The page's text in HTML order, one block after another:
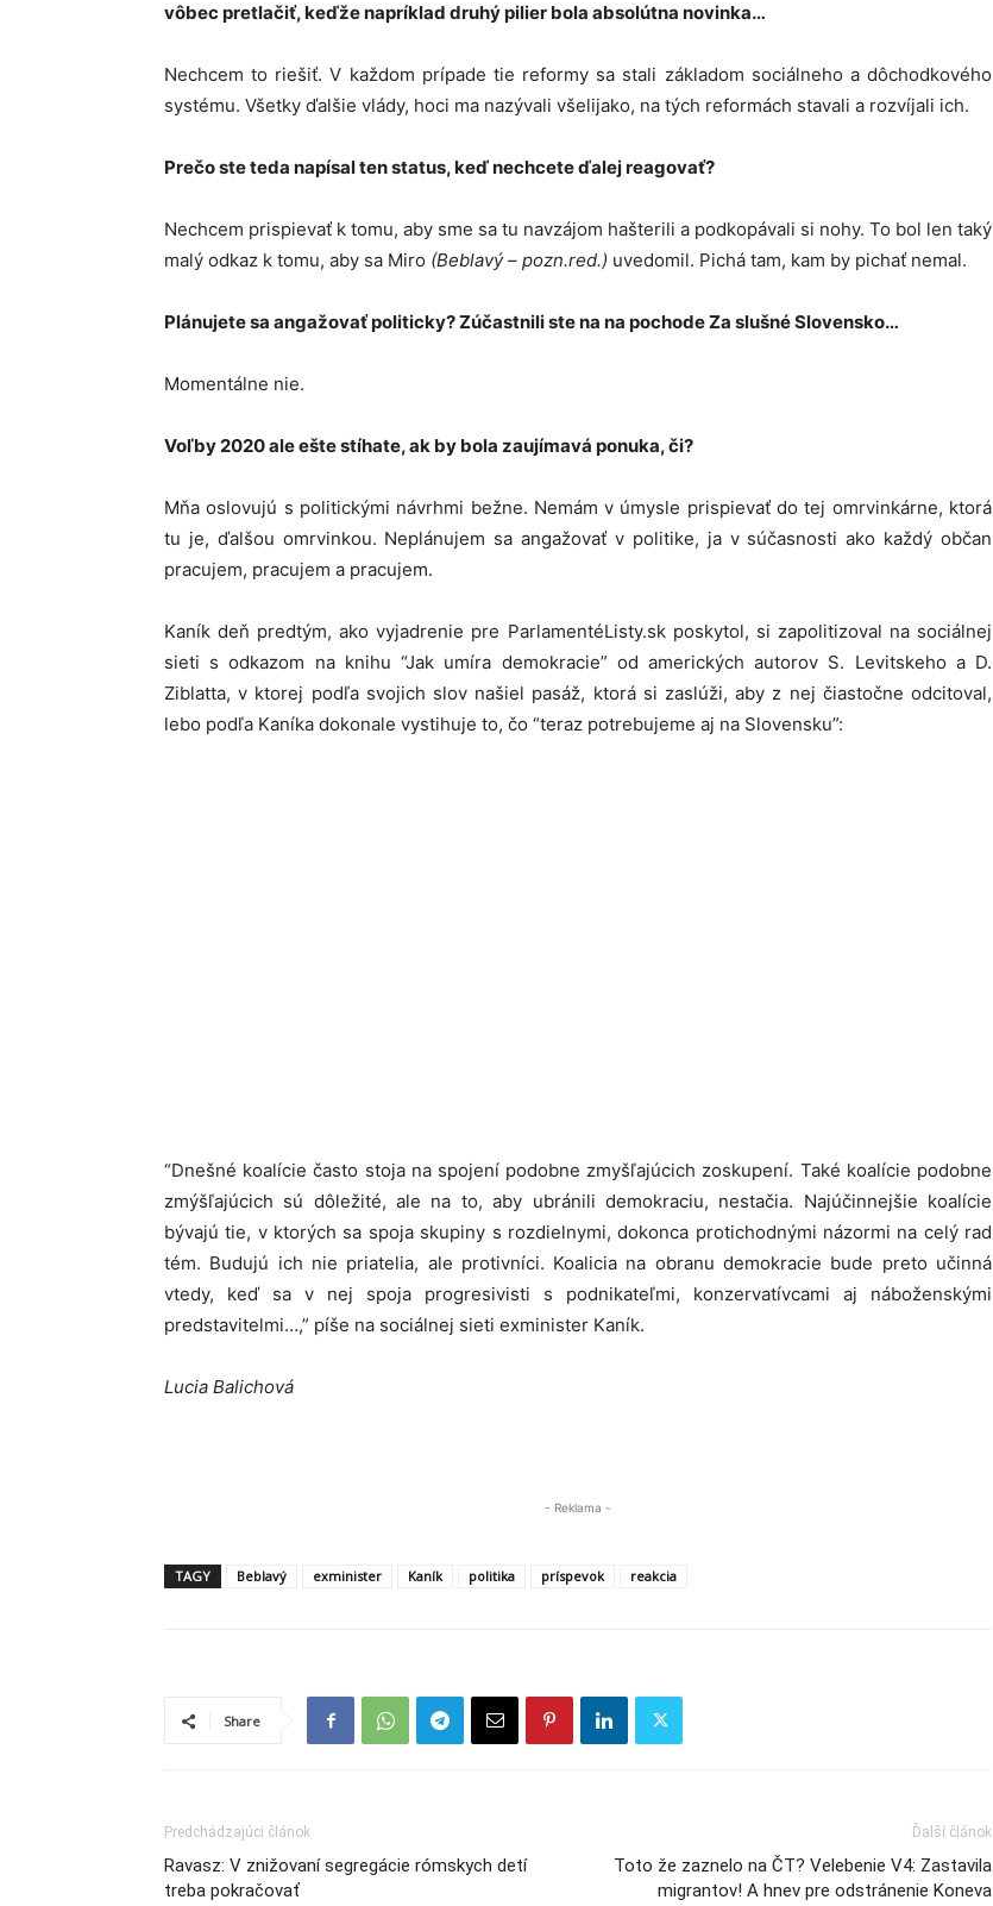
vôbec pretlačiť, keďže napríklad druhý pilier bola absolútna novinka…
Nechcem to riešiť. V každom prípade tie reformy sa stali základom sociálneho a dôchodkového
systému. Všetky ďalšie vlády, hoci ma nazývali všelijako, na tých reformách stavali a rozvíjali ich.
Prečo ste teda napísal ten status, keď nechcete ďalej reagovať?
Nechcem prispievať k tomu, aby sme sa tu navzájom hašterili a podkopávali si nohy. To bol len taký
malý odkaz k tomu, aby sa Miro (Beblavý – pozn.red.) uvedomil. Pichá tam, kam by pichať nemal.
Plánujete sa angažovať politicky? Zúčastnili ste na na pochode Za slušné Slovensko…
Momentálne nie.
Voľby 2020 ale ešte stíhate, ak by bola zaujímavá ponuka, či?
Mňa oslovujú s politickými návrhmi bežne. Nemám v úmysle prispievať do tej omrvinkárne, ktorá
tu je, ďalšou omrvinkou. Neplánujem sa angažovať v politike, ja v súčasnosti ako každý občan
pracujem, pracujem a pracujem.
Kaník deň predtým, ako vyjadrenie pre ParlamentéListy.sk poskytol, si zapolitizoval na sociálnej
sieti s odkazom na knihu “Jak umíra demokracie” od amerických autorov S. Levitskeho a D.
Ziblatta, v ktorej podľa svojich slov našiel pasáž, ktorá si zaslúži, aby z nej čiastočne odcitoval,
lebo podľa Kaníka dokonale vystihuje to, čo “teraz potrebujeme aj na Slovensku”:
“Dnešné koalície často stoja na spojení podobne zmyšľajúcich zoskupení. Také koalície podobne
zmýšľajúcich sú dôležité, ale na to, aby ubránili demokraciu, nestačia. Najúčinnejšie koalície
bývajú tie, v ktorých sa spoja skupiny s rozdielnymi, dokonca protichodnými názormi na celý rad
tém. Budujú ich nie priatelia, ale protivníci. Koalicia na obranu demokracie bude preto učinná
vtedy, keď sa v nej spoja progresivisti s podnikateľmi, konzervatívcami aj náboženskými
predstavitelmi…,” píše na sociálnej sieti exminister Kaník.
Lucia Balichová
- Reklama -
TAGY Beblavý exminister Kaník politika príspevok reakcia
Share
Predchádzajúci článok
Ravasz: V znižovaní segregácie rómskych detí
treba pokračovať
Ďalší článok
Toto že zaznelo na ČT? Velebenie V4: Zastavila
migrantov! A hnev pre odstránenie Koneva